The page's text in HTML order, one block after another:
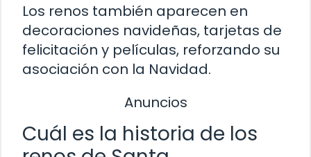
Los renos también aparecen en
decoraciones navideñas, tarjetas de
felicitación y películas, reforzando su
asociación con la Navidad.
Anuncios
Cuál es la historia de los